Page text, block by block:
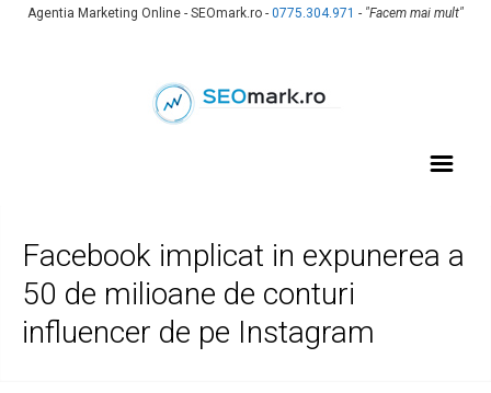
Agentia Marketing Online - SEOmark.ro - 0775.304.971 - "Facem mai mult"
Facebook implicat in expunerea a
50 de milioane de conturi
influencer de pe Instagram